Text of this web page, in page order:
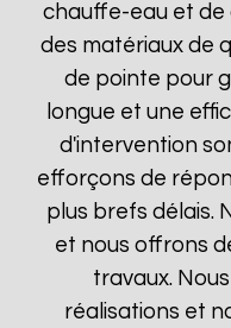
chauffe-eau et de
des matériaux de
de pointe pour
longue et une
d'intervention
efforçons de
plus brefs délais.
et nous offrons
travaux.
réalisations et